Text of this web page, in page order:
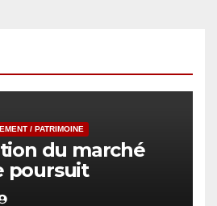
/ PATRIMOINE
du marché
poursuit